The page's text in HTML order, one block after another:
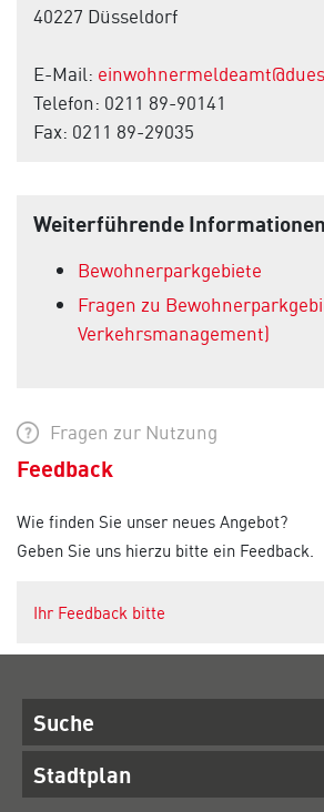
40227 Düsseldorf
E-Mail:
Telefon: 0211 89-90141
Fax: 0211 89-29035
Weiterführende Informationen
Bewohnerparkgebiete
Fragen zu
Verkehrsmanagement)
Fragen zur Nutzung
Feedback
Wie finden Sie unser neues Angebot?
Geben Sie uns hierzu bitte ein Feedback.
Ihr Feedback bitte
Suche
Stadtplan